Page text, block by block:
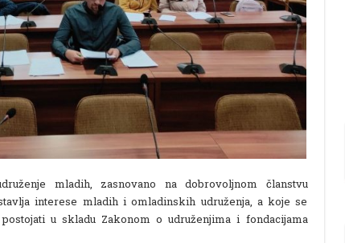
mladih, zasnovano na dobrovoljnom članstvu
interese mladih i omladinskih udruženja, a koje se
u skladu Zakonom o udruženjima i fondacijama